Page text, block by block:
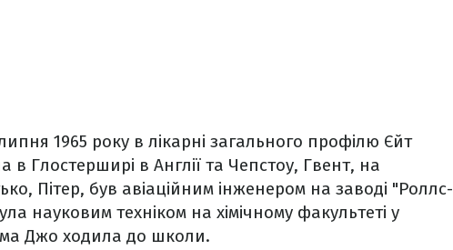
1965 року в лікарні загального профілю Єйт
в Глостерширі в Англії та Чепстоу, Гвент, на
Пітер, був авіаційним інженером на заводі "Роллс-
науковим техніком на хімічному факультеті у
Джо ходила до школи.